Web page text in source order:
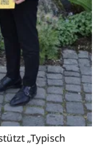
„Typisch